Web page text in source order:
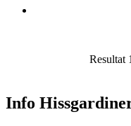
Resultat
Info